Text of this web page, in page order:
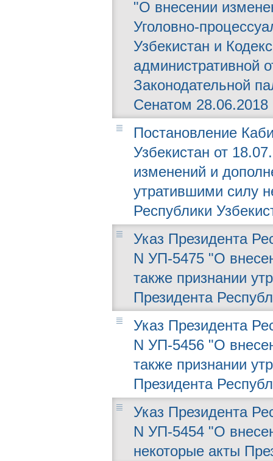
"О внесении
Уголовно-
Узбекистан и
административной
Законодательной
Сенатом 28.06.2018
Постановление
Узбекистан от
изменений и
утратившими силу
Республики
Указ Президента
N УП-5475 "О
также признании
Президента
Указ Президента
N УП-5456 "О
также признании
Президента
Указ Президента
N УП-5454 "О
некоторые акты